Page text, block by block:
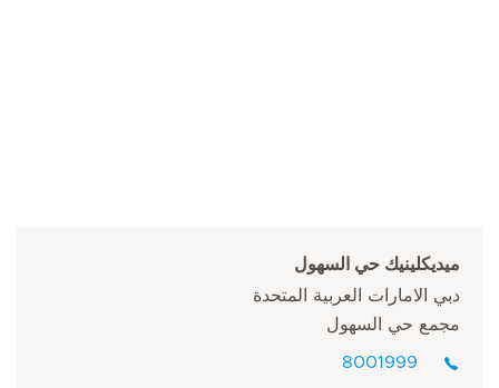
ميديكلينيك حي السهول
دبي الامارات العربية المتحدة
مجمع حي السهول
8001999